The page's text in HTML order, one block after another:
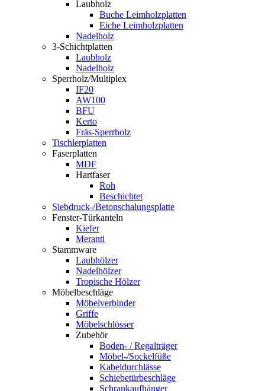
Laubholz
Buche Leimholzplatten
Eiche Leimholzplatten
Nadelholz
3-Schichtplatten
Laubholz
Nadelholz
Sperrholz/Multiplex
IF20
AW100
BFU
Kerto
Fräs-Sperrholz
Tischlerplatten
Faserplatten
MDF
Hartfaser
Roh
Beschichtet
Siebdruck-/Betonschalungsplatte
Fenster-Türkanteln
Kiefer
Meranti
Stammware
Laubhölzer
Nadelhölzer
Tropische Hölzer
Möbelbeschläge
Möbelverbinder
Griffe
Möbelschlösser
Zubehör
Boden- / Regalträger
Möbel-/Sockelfüße
Kabeldurchlässe
Schiebetürbeschläge
Schrankaufhänger